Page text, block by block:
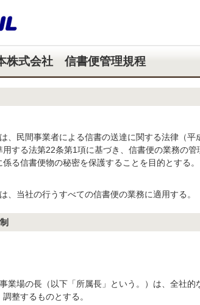
株式会社 信書便管理規程
民間事業者による信書の送達に関する法律（平
用する法第22条第1項に基づき、信書便の業務の
る信書便物の秘密を保護することを目的とする。
当社の行うすべての信書便の業務に適用する。
場の長（以下「所属長」という。）は、全社的
整するものとする。